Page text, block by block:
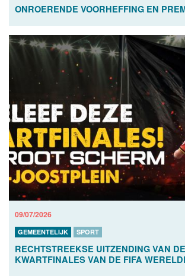
ONROERENDE VOORHEFFING EN
09/07/2026
GEMEENTELIJK SPORT
RECHTSTREEKSE UITZENDING VAN DE
KWARTFINALES VAN DE FIFA